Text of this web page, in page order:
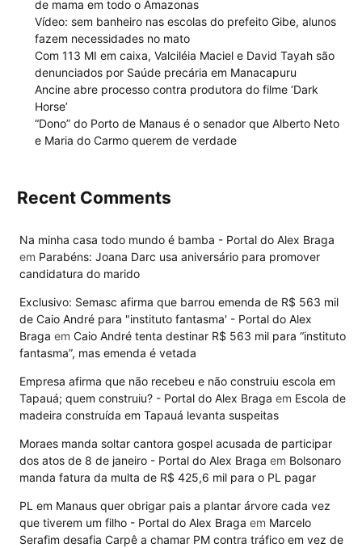
de mama em todo o Amazonas
Vídeo: sem banheiro nas escolas do prefeito Gibe, alunos
fazem necessidades no mato
Com 113 MI em caixa, Valciléia Maciel e David Tayah são
denunciados por Saúde precária em Manacapuru
Ancine abre processo contra produtora do filme ‘Dark
Horse’
“Dono” do Porto de Manaus é o senador que Alberto Neto
e Maria do Carmo querem de verdade
Recent Comments
Na minha casa todo mundo é bamba - Portal do Alex Braga
em Parabéns: Joana Darc usa aniversário para promover
candidatura do marido
Exclusivo: Semasc afirma que barrou emenda de R$ 563 mil
de Caio André para "instituto fantasma' - Portal do Alex
Braga em Caio André tenta destinar R$ 563 mil para “instituto
fantasma”, mas emenda é vetada
Empresa afirma que não recebeu e não construiu escola em
Tapauá; quem construiu? - Portal do Alex Braga em Escola de
madeira construída em Tapauá levanta suspeitas
Moraes manda soltar cantora gospel acusada de participar
dos atos de 8 de janeiro - Portal do Alex Braga em Bolsonaro
manda fatura da multa de R$ 425,6 mil para o PL pagar
PL em Manaus quer obrigar pais a plantar árvore cada vez
que tiverem um filho - Portal do Alex Braga em Marcelo
Serafim desafia Carpê a chamar PM contra tráfico em vez de